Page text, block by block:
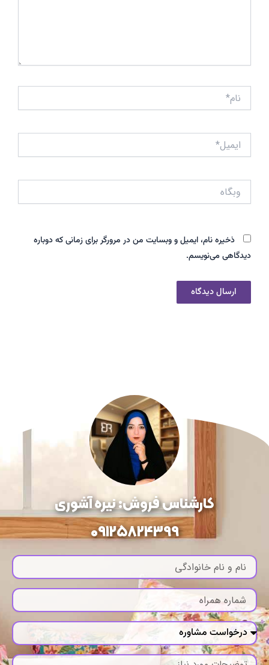
نام*
ایمیل*
ذخیره نام، ایمیل و وبسایت من در مرورگر برای زمانی که دوباره
دیدگاهی می‌نویسم.
کارشناس فروش: نیره آشوری
09125824399